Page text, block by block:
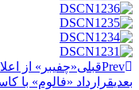
Prevقبلی«چفیبر» از
بعدیقرارداد «فالوم» با